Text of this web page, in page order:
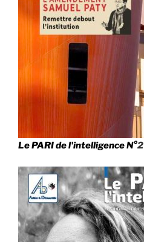
Le PARI de l'intelligence N°2